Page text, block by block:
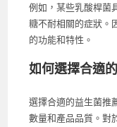
例如，某些乳酸桿菌
糖不耐相關的症狀。
的功能和特性。
如何選擇合適
選擇合適的益生菌推
數量和產品品質。對